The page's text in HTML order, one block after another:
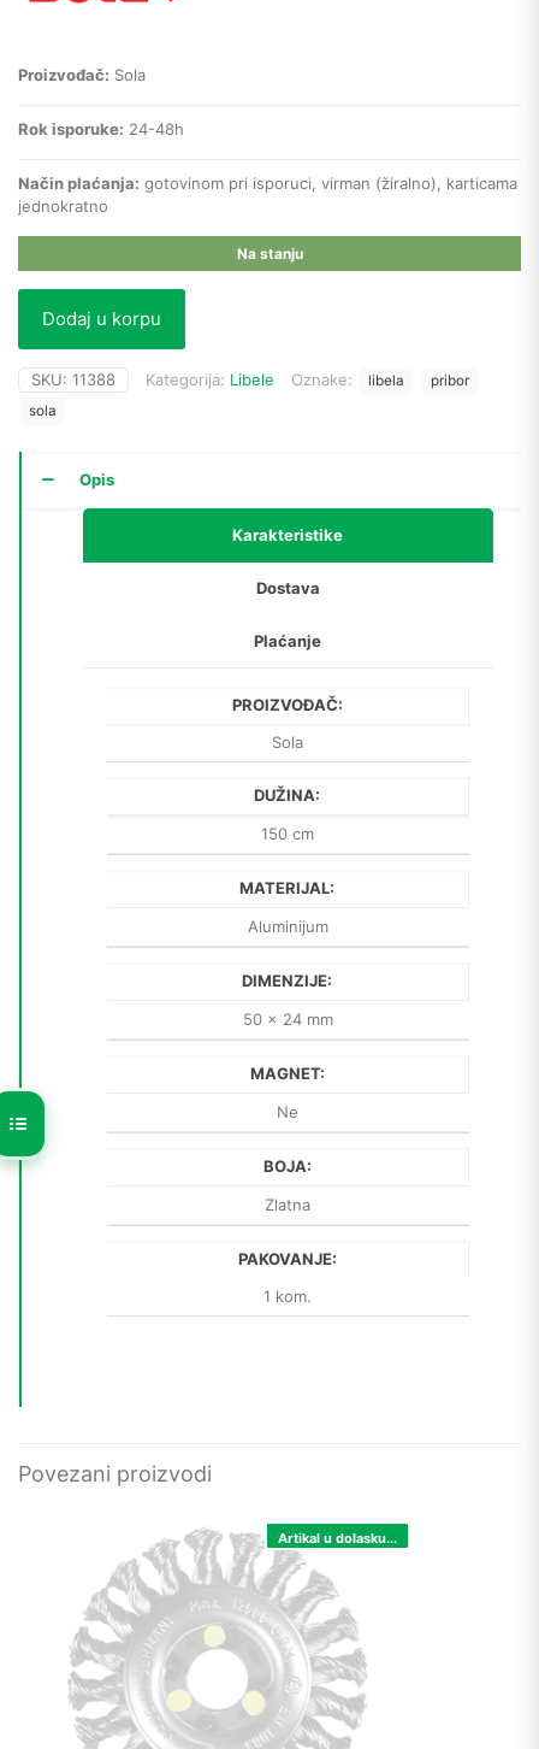
Proizvođač: Sola
Rok isporuke: 24-48h
Način plaćanja: gotovinom pri isporuci, virman (žiralno), karticama
jednokratno
Na stanju
Dodaj u korpu
SKU: 11388 Kategorija: Libele Oznake: libela
pribor
sola
Opis
Karakteristike
Dostava
Plaćanje
PROIZVOĐAČ:
Sola
DUŽINA:
150 cm
MATERIJAL:
Aluminijum
DIMENZIJE:
50 x 24 mm
MAGNET:
Ne
BOJA:
Zlatna
PAKOVANJE:
1 kom.
Povezani proizvodi
Artikal u dolasku...